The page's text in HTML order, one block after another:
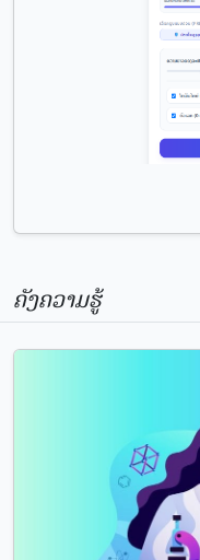
ຄັງຄວາມຮູ້